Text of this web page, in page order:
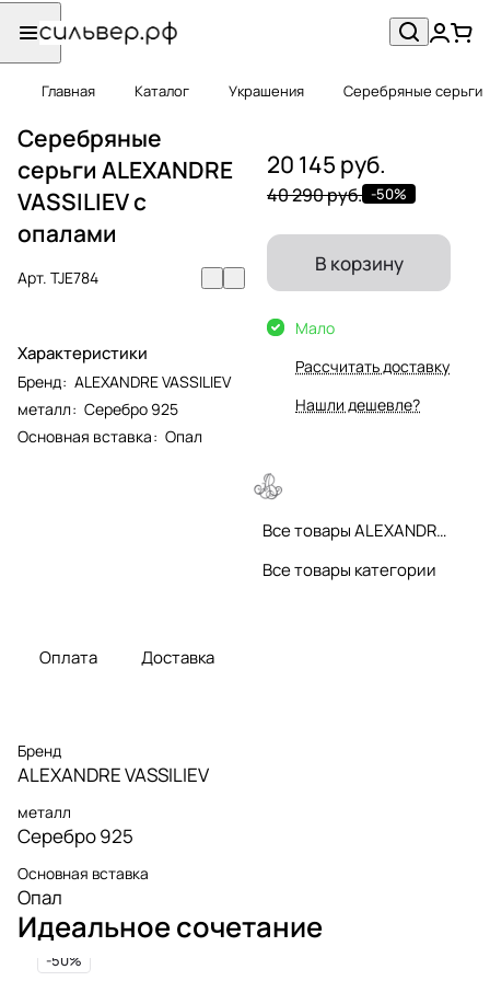
Главная Каталог Украшения Серебряные серьги
Серебряные
серьги ALEXANDRE
VASSILIEV с
опалами
Арт. TJE784
Характеристики
Бренд: ALEXANDRE VASSILIEV
металл: Серебро 925
Основная вставка: Опал
20 145 руб.
40 290 руб. -50%
В корзину
Мало
Рассчитать доставку
Нашли дешевле?
Все товары ALEXANDRE VASSILIEV
Все товары категории
Оплата Доставка
Бренд
ALEXANDRE VASSILIEV
металл
Серебро 925
Основная вставка
Опал
Идеальное сочетание
-50%